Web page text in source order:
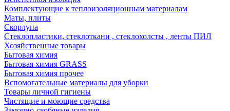
Комплектующие к теплоизоляционным материалам
Маты, плиты
Скорлупа
Стеклопластики, стеклоткани , стеклохолсты , ленты ПИЛ
Хозяйственные товары
Бытовая химия
Бытовая химия GRASS
Бытовая химия прочее
Вспомогательные материалы для уборки
Товары личной гигиены
Чистящие и моющие средства